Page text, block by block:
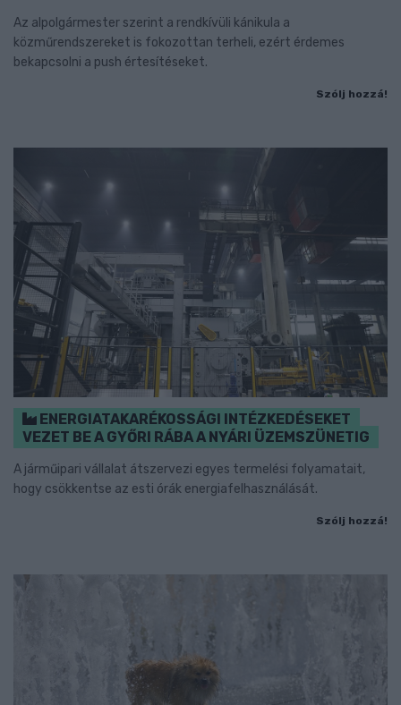
Az alpolgármester szerint a rendkívüli kánikula a
közműrendszereket is fokozottan terheli, ezért érdemes
bekapcsolni a push értesítéseket.
Szólj hozzá!
ENERGIATAKARÉKOSSÁGI INTÉZKEDÉSEKET
VEZET BE A GYŐRI RÁBA A NYÁRI ÜZEMSZÜNETIG
A járműipari vállalat átszervezi egyes termelési folyamatait,
hogy csökkentse az esti órák energiafelhasználását.
Szólj hozzá!